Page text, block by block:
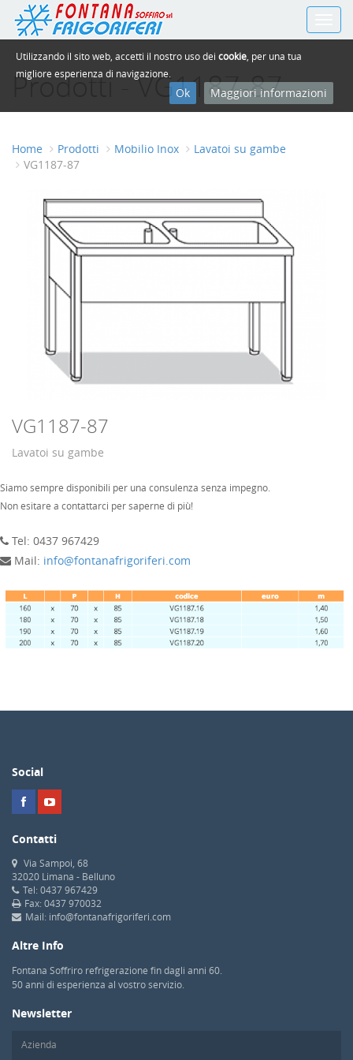
Prodotti - VG1187-87
Home Prodotti Mobilio Inox
Lavatoi su gambe
VG1187-87
VG1187-87
Lavatoi su gambe
Siamo sempre disponibili per una consulenza senza impegno.
Non esitare a contattarci per saperne di più!
Tel: 0437 967429
Mail: info@fontanafrigoriferi.com
Social
Contatti
Via Sampoi, 68
32020 Limana - Belluno
Tel: 0437 967429
Fax: 0437 970032
Mail: info@fontanafrigoriferi.com
Altre Info
Fontana Soffriro refrigerazione fin dagli anni 60.
50 anni di esperienza al vostro servizio.
Newsletter
Utilizzando il sito web, accetti il nostro uso dei cookie , per una tua
migliore esperienza di navigazione.
Maggiori informazioni
Ok